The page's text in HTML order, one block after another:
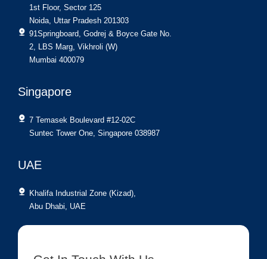
1st Floor, Sector 125
Noida, Uttar Pradesh 201303
91Springboard, Godrej & Boyce Gate No.
2, LBS Marg, Vikhroli (W)
Mumbai 400079
Singapore
7 Temasek Boulevard #12-02C
Suntec Tower One, Singapore 038987
UAE
Khalifa Industrial Zone (Kizad),
Abu Dhabi, UAE